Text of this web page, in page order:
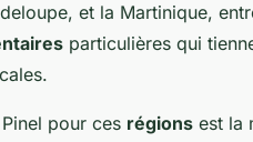
et la Martinique,
particulières qui
pour ces régions est la